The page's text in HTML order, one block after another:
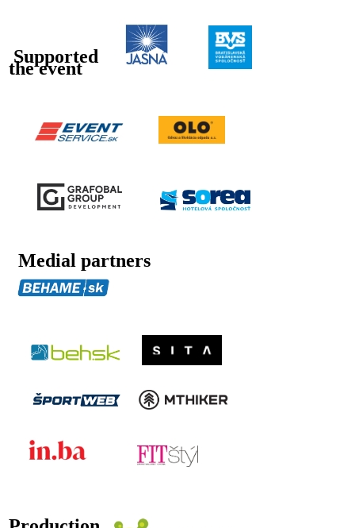
Supported
the event
Medial partners